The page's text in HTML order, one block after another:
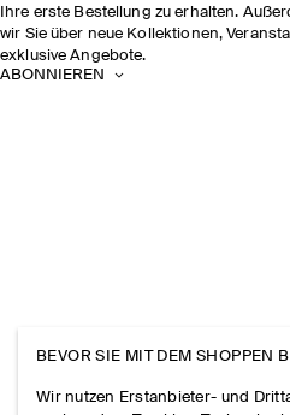
Ihre erste Bestellung zu erhalten.
wir Sie über neue Kollektionen,
exklusive Angebote.
ABONNIEREN
BEVOR SIE MIT DEM SHOPPEN
Wir nutzen Erstanbieter- und